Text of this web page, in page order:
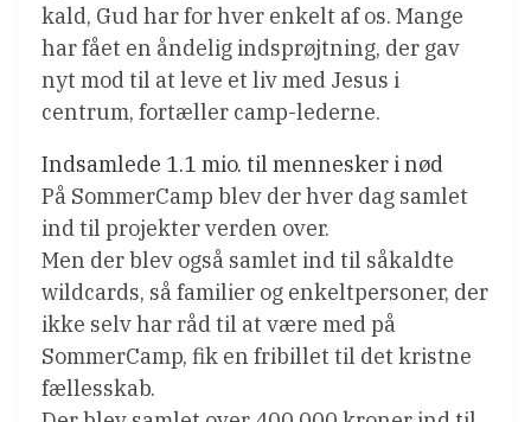
kald, Gud har for hver enkelt af os. Mange
har fået en åndelig indsprøjtning, der gav
nyt mod til at leve et liv med Jesus i
centrum, fortæller camp-lederne.
Indsamlede 1.1 mio. til mennesker i nød
På SommerCamp blev der hver dag samlet
ind til projekter verden over.
Men der blev også samlet ind til såkaldte
wildcards, så familier og enkeltpersoner, der
ikke selv har råd til at være med på
SommerCamp, fik en fribillet til det kristne
fællesskab.